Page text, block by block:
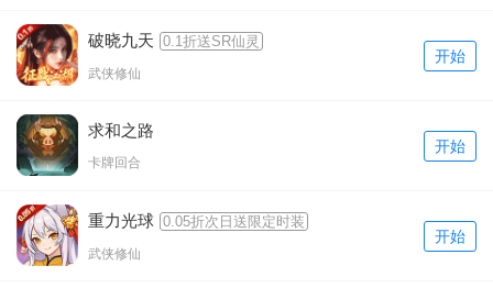
破晓九天 0.1折送SR仙灵
武侠修仙
开始
求和之路
卡牌回合
开始
重力光球 0.05折次日送限定时装
武侠修仙
开始